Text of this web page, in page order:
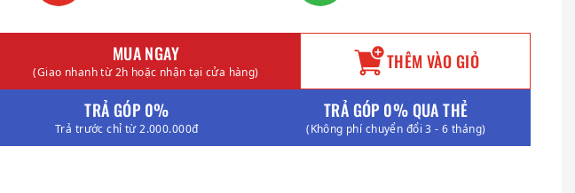
MUA NGAY
(Giao nhanh từ 2h hoặc nhận tại cửa hàng) THÊM VÀO GIỎ
TRẢ GÓP 0%
Trả trước chỉ từ 2.000.000đ
TRẢ GÓP 0% QUA THẺ
(Không phí chuyển đổi 3 - 6 tháng)